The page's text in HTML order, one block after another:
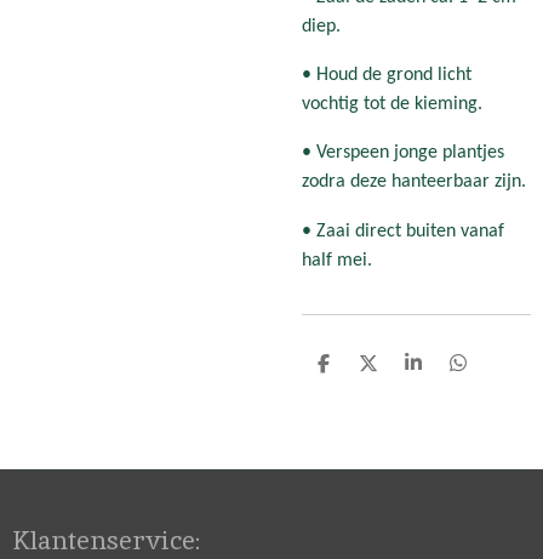
diep.
• Houd de grond licht
vochtig tot de kieming.
• Verspeen jonge plantjes
zodra deze hanteerbaar zijn.
• Zaai direct buiten vanaf
half mei.
D
D
S
D
Klantenservice: